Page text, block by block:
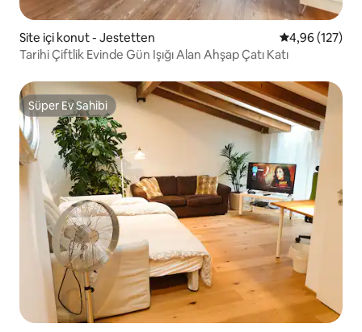
Site içi konut - Jestetten 5 üzerinden
4,96 (127)
Tarihi Çiftlik Evinde Gün Işığı Alan Ahşap Çatı Katı
Süper Ev Sahibi
Süper Ev Sahibi